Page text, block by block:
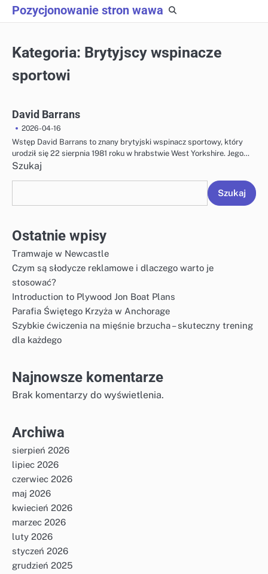
Skip
to
Pozycjonowanie stron wawa
Kategoria: Brytyjscy wspinacze
sportowi
David Barrans
2026-04-16
Wstęp David Barrans to znany brytyjski wspinacz sportowy, który
urodził się 22 sierpnia 1981 roku w hrabstwie West Yorkshire. Jego…
Szukaj
Szukaj
Ostatnie wpisy
Tramwaje w Newcastle
Czym są słodycze reklamowe i dlaczego warto je
stosować?
Introduction to Plywood Jon Boat Plans
Parafia Świętego Krzyża w Anchorage
Szybkie ćwiczenia na mięśnie brzucha – skuteczny trening
dla każdego
Najnowsze komentarze
Brak komentarzy do wyświetlenia.
Archiwa
sierpień 2026
lipiec 2026
czerwiec 2026
maj 2026
kwiecień 2026
marzec 2026
luty 2026
styczeń 2026
grudzień 2025